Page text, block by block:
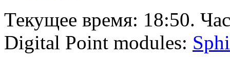
Текущее время: 18:50.
Digital Point modules: